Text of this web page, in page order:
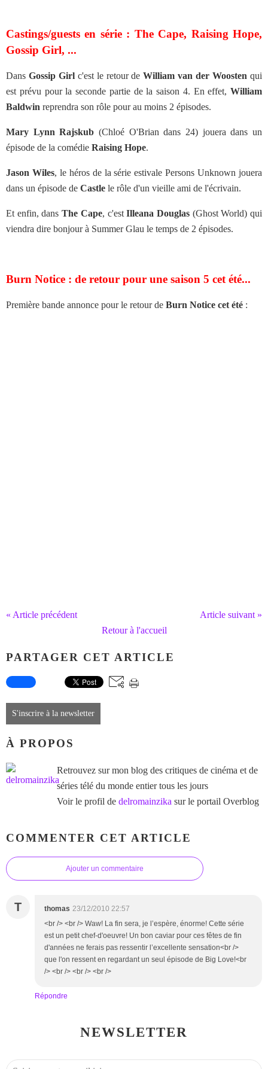
Castings/guests en série : The Cape, Raising Hope,
Gossip Girl, ...
Dans Gossip Girlc'est le retour deWilliam van der Woosten qui
est prévu pour la seconde partie de la saison 4. En effet, William
Baldwin reprendra son rôle pour au moins 2 épisodes.
Mary Lynn Rajskub (Chloé O'Brian dans 24) jouera dans un
épisode de la comédie Raising Hope.
Jason Wiles, le héros de la série estivale Persons Unknown jouera
dans un épisode de Castle le rôle d'un vieille ami de l'écrivain.
Et enfin, dansThe Cape, c'estIlleana Douglas(Ghost World) qui
viendra dire bonjour à Summer Glau le temps de 2 épisodes.
Burn Notice : de retour pour une saison 5 cet été...
Première bande annonce pour le retour de Burn Notice cet été :
« Article précédent
Article suivant »
Retour à l'accueil
PARTAGER CET ARTICLE
S'inscrire à la newsletter
À PROPOS
Retrouvez sur mon blog des critiques de cinéma et de
séries télé du monde entier tous les jours
Voir le profil de delromainzika sur le portail Overblog
COMMENTER CET ARTICLE
Ajouter un commentaire
T thomas 23/12/2010 22:57
<br /> <br /> Waw! La fin sera, je l’espère, énorme! Cette série
est un petit chef-d'oeuvre! Un bon caviar pour ces fêtes de fin
d'années ne ferais pas ressentir l’excellente sensation<br />
que l'on ressent en regardant un seul épisode de Big Love!<br
/> <br /> <br /> <br />
Répondre
NEWSLETTER